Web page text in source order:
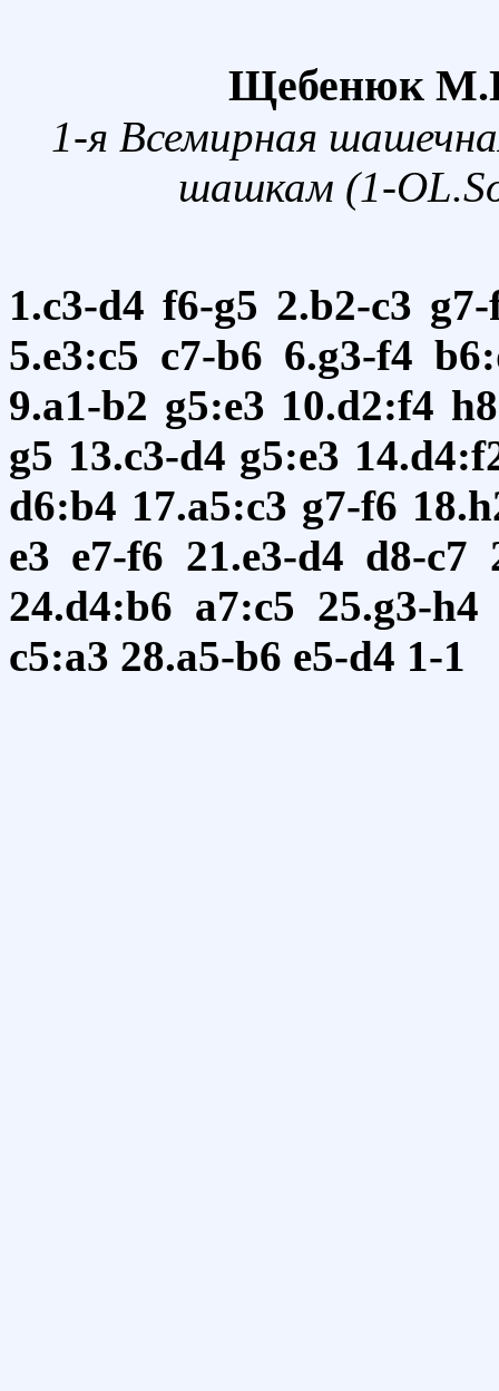
Щебенюк
1-я Всемирная
шашкам (1-
1.c3-d4 f6-g5 2.b2-c3
5.e3:c5 c7-b6 6.g3-f4
9.a1-b2 g5:e3 10.d2:f4
g5 13.c3-d4 g5:e3
d6:b4 17.a5:c3 g7-f6
e3 e7-f6 21.e3-d4 d8-c7
24.d4:b6 a7:c5 25.g3-h4
c5:a3 28.a5-b6 e5-d4 1-1